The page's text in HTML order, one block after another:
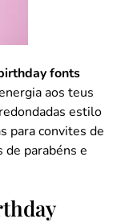
fonts
aos teus
estilo
para convites de
de parabéns e